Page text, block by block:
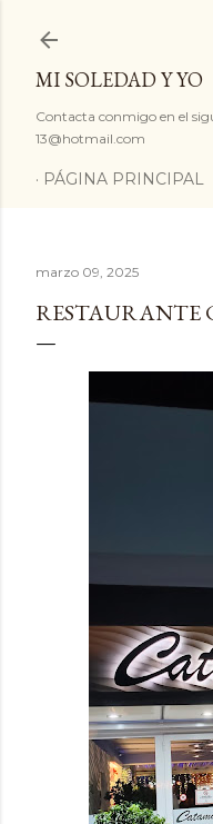
MI SOLEDAD Y YO
Contacta conmigo en el
13@hotmail.com
PÁGINA PRINCIPAL
marzo 09, 2025